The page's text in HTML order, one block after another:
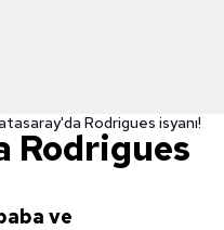
Rodrigues isyanı!
Rodrigues
ve